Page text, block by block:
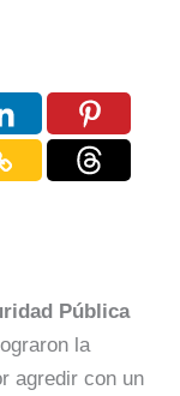
Pública
la
agredir con un